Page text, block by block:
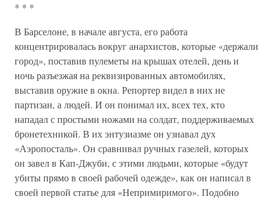
* * *
В Барселоне, в начале августа, его работа
концентрировалась вокруг анархистов, которые «держали
город», поставив пулеметы на крышах отелей, день и
ночь разъезжая на реквизированных автомобилях,
выставив оружие в окна. Репортер видел в них не
партизан, а людей. И он понимал их, всех тех, кто
нападал с простыми ножами на солдат, поддерживаемых
бронетехникой. В их энтузиазме он узнавал дух
«Аэропосталь». Он сравнивал ручных газелей, которых
он завел в Кап-Джуби, с этими людьми, которые «будут
убиты прямо в своей рабочей одежде», как он написал в
своей первой статье для «Непримиримого». Подобно